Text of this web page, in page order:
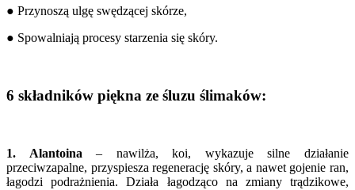
● Przynoszą ulgę swędzącej skórze,
● Spowalniają procesy starzenia się skóry.
6 składników piękna ze śluzu ślimaków:
1. Alantoina – nawilża, koi, wykazuje silne działanie
przeciwzapalne, przyspiesza regenerację skóry, a nawet gojenie ran,
łagodzi podrażnienia. Działa łagodząco na zmiany trądzikowe,